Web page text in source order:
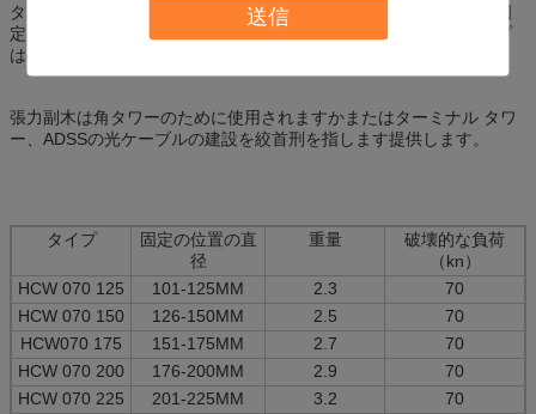
送信
タワーのタイプは鉄タワーの強さの損傷なしで金属の副木、それ固
定します鉄の町の異なったクランプをです。ポーランド人のタイプ
は把握たがです。
張力副木は角タワーのために使用されますかまたはターミナル タワ
ー、ADSSの光ケーブルの建設を絞首刑を指します提供します。
タイプ
固定の位置の直
径
重量
破壊的な負荷
（kn）
HCW 070 125
101-125MM 2.3
70
HCW 070 150
126-150MM 2.5
70
HCW070 175
151-175MM 2.7
70
HCW 070 200
176-200MM 2.9
70
HCW 070 225
201-225MM 3.2
70